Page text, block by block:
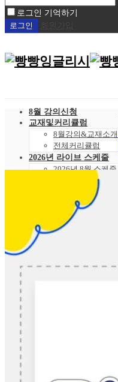
로그인 기억하기
8월 강의신청
교재및커리큘럼
8월강의&교재소개
전체커리큘럼
2026년 라이브 스케줄
2026년 8월 스케줄
상황별영어VOD
녹화VOD강의신청
수강후기